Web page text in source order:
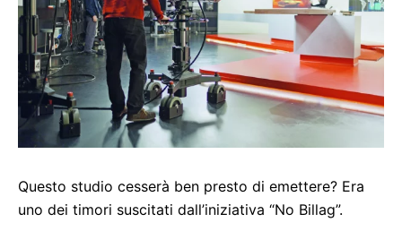
Questo studio cesserà ben presto di emettere? Era
uno dei timori suscitati dall’iniziativa “No Billag”.